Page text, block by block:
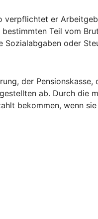
verpflichtet er
Teil vom
oder
der Pensionskasse,
ab. Durch die
bekommen, wenn sie